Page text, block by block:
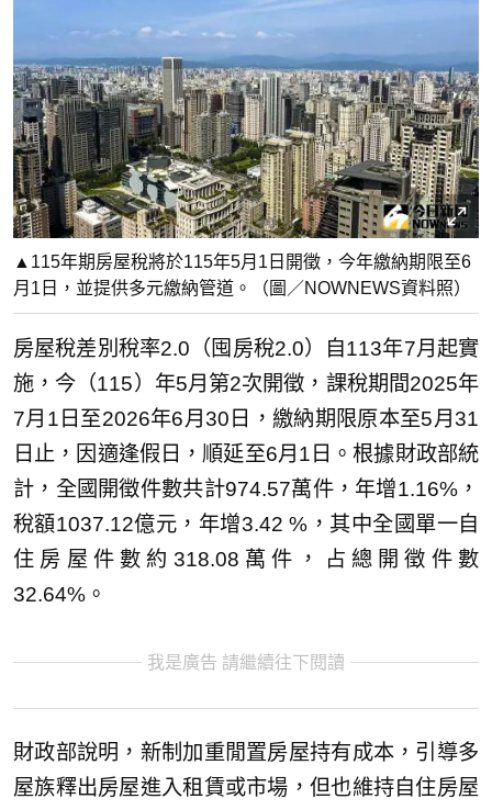
▲115年期房屋稅將於115年5月1日開徵，今年繳納期限至6
月1日，並提供多元繳納管道。（圖／NOWNEWS資料照）
房屋稅差別稅率2.0（囤房稅2.0）自113年7月起實
施，今（115）年5月第2次開徵，課稅期間2025年
7月1日至2026年6月30日，繳納期限原本至5月31
日止，因適逢假日，順延至6月1日。根據財政部統
計，全國開徵件數共計974.57萬件，年增1.16%，
稅額1037.12億元，年增3.42 %，其中全國單一自
住房屋件數約318.08萬件，占總開徵件數
32.64%。
我是廣告 請繼續往下閱讀
財政部說明，新制加重閒置房屋持有成本，引導多
屋族釋出房屋進入租賃或市場，但也維持自住房屋